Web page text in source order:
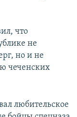
что
не
но и не
чеченских
любительское